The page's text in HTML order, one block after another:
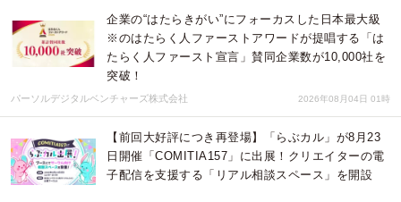
企業の“はたらきがい”にフォーカスした日本最大級
※のはたらく人ファーストアワードが提唱する「は
たらく人ファースト宣言」賛同企業数が10,000社を
突破！
パーソルデジタルベンチャーズ株式会社 2026年08月04日 01時
【前回大好評につき再登場】「らぶカル」が8月23
日開催「COMITIA157」に出展！クリエイターの電
子配信を支援する「リアル相談スペース」を開設